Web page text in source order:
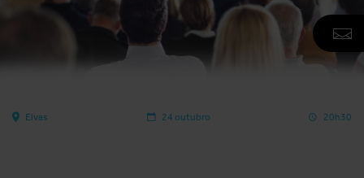
Elvas 24 outubro 20h30